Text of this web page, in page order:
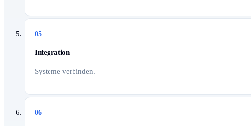
05
Integration
Systeme verbinden.
06